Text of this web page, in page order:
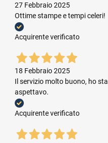
27 Febbraio 2025
Ottime stampe e tempi celeri!
Acquirente verificato
18 Febbraio 2025
Il servizio molto buono, ho
aspettavo.
Acquirente verificato